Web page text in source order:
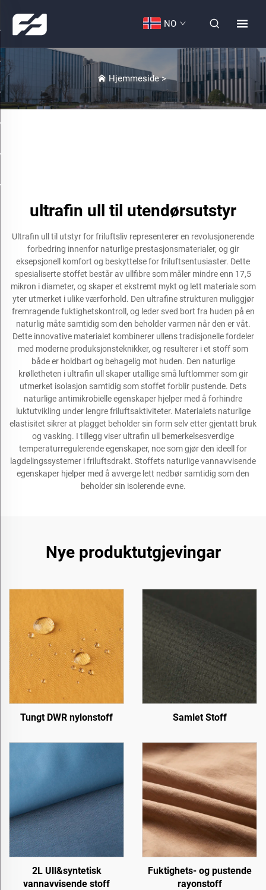
NO
Hjemmeside>
ultrafin ull til utendørsutstyr
Ultrafin ull til utstyr for friluftsliv representerer en revolusjonerende
forbedring innenfor naturlige prestasjonsmaterialer, og gir
eksepsjonell komfort og beskyttelse for friluftsentusiaster. Dette
spesialiserte stoffet består av ullfibre som måler mindre enn 17,5
mikron i diameter, og skaper et ekstremt mykt og lett materiale som
yter utmerket i ulike værforhold. Den ultrafine strukturen muliggjør
fremragende fuktighetskontroll, og leder sved bort fra huden på en
naturlig måte samtidig som den beholder varmen når den er våt.
Dette innovative materialet kombinerer ullens tradisjonelle fordeler
med moderne produksjonsteknikker, og resulterer i et stoff som
både er holdbart og behagelig mot huden. Den naturlige
krølletheten i ultrafin ull skaper utallige små luftlommer som gir
utmerket isolasjon samtidig som stoffet forblir pustende. Dets
naturlige antimikrobielle egenskaper hjelper med å forhindre
luktutvikling under lengre friluftsaktiviteter. Materialets naturlige
elastisitet sikrer at plagget beholder sin form selv etter gjentatt bruk
og vasking. I tillegg viser ultrafin ull bemerkelsesverdige
temperaturregulerende egenskaper, noe som gjør den ideell for
lagdelingssystemer i friluftsdrakt. Stoffets naturlige vannavvisende
egenskaper hjelper med å avverge lett nedbør samtidig som den
beholder sin isolerende evne.
Nye produktutgjevingar
Tungt DWR nylonstoff Samlet Stoff
2L Ull&syntetisk
vannavvisende stoff
Fuktighets- og pustende
rayonstoff